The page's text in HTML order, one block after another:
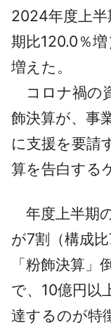
2024年度上
期比120.0％
増えた。
コロナ禍の
飾決算が、事
に支援を要請
算を告白する
年度上半期
が7割（構成
「粉飾決算」
で、10億円以
達するのが特